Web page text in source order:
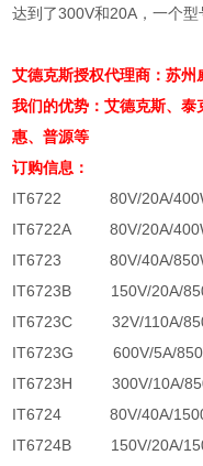
达到了300V和20A ，一个
艾德克斯授权代理商：苏州
我们的优势：艾德克斯、泰
惠、普源等
订购信息：
IT6722
80V/20A/
IT6722A
80V/20A/
IT6723
80V/40A/
IT6723B
150V/20A/
IT6723C
32V/110A/
IT6723G
600V/5A/
IT6723H
300V/10A/
IT6724
80V/40A/
IT6724B
150V/20A/